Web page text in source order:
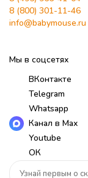
8 (800) 301-11-46
info@babymouse.ru
Мы в соцсетях
ВКонтакте
Telegram
Whatsapp
Канал в Max
Youtube
ОК